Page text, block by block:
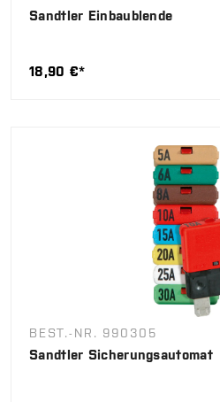
Sandtler Einbaublende
18,90 €*
BEST.-NR. 990305
Sandtler Sicherungsautomat